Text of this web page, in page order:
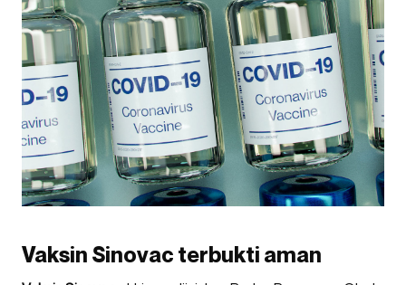
Vaksin Sinovac terbukti aman